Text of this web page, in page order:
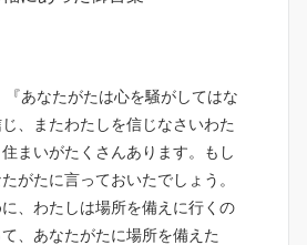
『あなたがたは心を騒がしてはな
、またわたしを信じなさいわた
まいがたくさんあります。もし
がたに言っておいたでしょう。
、わたしは場所を備えに行くの
、あなたがたに場所を備えた